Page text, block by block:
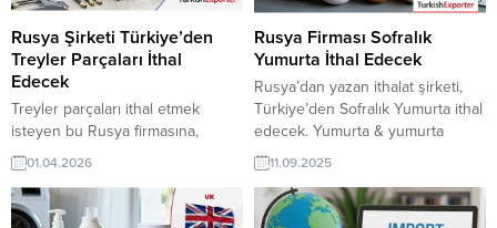
şirketleri erişebilmektedir. ➤ Bu...
sahibi ihracat şirketleri
erişebilmektedir. ➤ Bu ithalat...
Rusya Şirketi Türkiye’den
Treyler Parçaları İthal
Edecek
Treyler parçaları ithal etmek
isteyen bu Rusya firmasına,
Türkiye’de otomotiv yan ve ağır
vasıta ekipmanları ile treyler
parçaları üreticisi veya tedarikçisi
olan ihracatçı firmalar teklif
01.04.2026
Rusya Firması Sofralık
Yumurta İthal Edecek
Rusya’dan yazan ithalat şirketi,
Türkiye’den Sofralık Yumurta ithal
edecek. Yumurta & yumurta
ürünleri üreticisi olan Türk
şirketler için Rusya’dan gelen bu
talep yeni bir ihracat pazarı
olabilir. Bu alım ilanın detaylarına
11.09.2025